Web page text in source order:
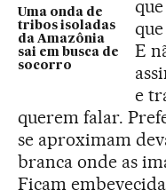
Uma onda de
tribos isoladas
da Amazônia
sai em busca de
socorro
E
e
querem falar.
se aproximam
branca onde as
Ficam